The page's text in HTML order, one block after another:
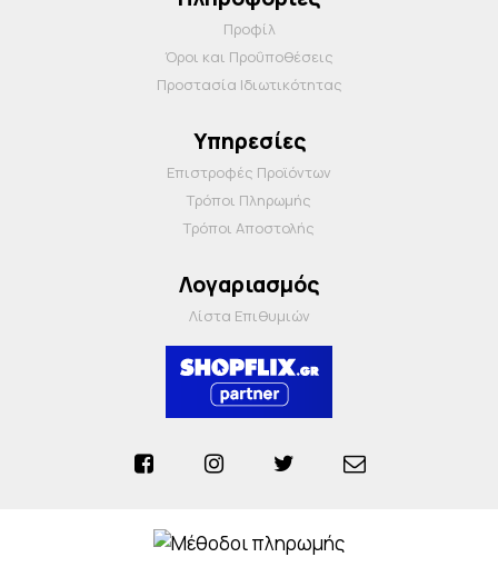
Προφίλ
Όροι και Προΰποθέσεις
Προστασία Ιδιωτικότητας
Υπηρεσίες
Επιστροφές Προϊόντων
Τρόποι Πληρωμής
Τρόποι Αποστολής
Λογαριασμός
Λίστα Επιθυμιών